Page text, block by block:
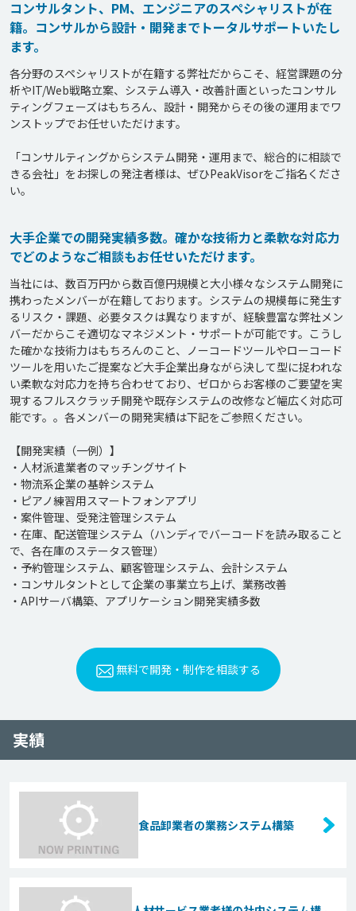
コンサルタント、PM、エンジニアのスペシャリストが在
籍。コンサルから設計・開発までトータルサポートいたし
ます。
各分野のスペシャリストが在籍する弊社だからこそ、経営課題の分
析やIT/Web戦略立案、システム導入・改善計画といったコンサル
ティングフェーズはもちろん、設計・開発からその後の運用までワ
ンストップでお任せいただけます。
「コンサルティングからシステム開発・運用まで、総合的に相談で
きる会社」をお探しの発注者様は、ぜひPeakVisorをご指名くださ
大手企業での開発実績多数。確かな技術力と柔軟な対応力
でどのようなご相談もお任せいただけます。
当社には、数百万円から数百億円規模と大小様々なシステム開発に
携わったメンバーが在籍しております。システムの規模毎に発生す
るリスク・課題、必要タスクは異なりますが、経験豊富な弊社メン
バーだからこそ適切なマネジメント・サポートが可能です。こうし
た確かな技術力はもちろんのこと、ノーコードツールやローコード
ツールを用いたご提案など大手企業出身ながら決して型に捉われな
い柔軟な対応力を持ち合わせており、ゼロからお客様のご要望を実
現するフルスクラッチ開発や既存システムの改修など幅広く対応可
能です。。各メンバーの開発実績は下記をご参照ください。
【開発実績（一例）】
・人材派遣業者のマッチングサイト
・物流系企業の基幹システム
・ピアノ練習用スマートフォンアプリ
・案件管理、受発注管理システム
・在庫、配送管理システム（ハンディでバーコードを読み取ること
で、各在庫のステータス管理）
・予約管理システム、顧客管理システム、会計システム
・コンサルタントとして企業の事業立ち上げ、業務改善
無料で開発・制作を相談する
実績
食品卸業者の業務システム構築